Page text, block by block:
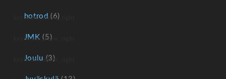
hotrod (6)
JMK (5)
Joulu (3)